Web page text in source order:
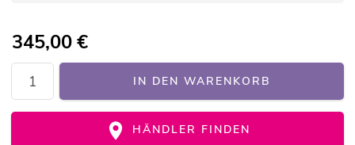
345,00€
IN DEN WARENKORB
HÄNDLER FINDEN